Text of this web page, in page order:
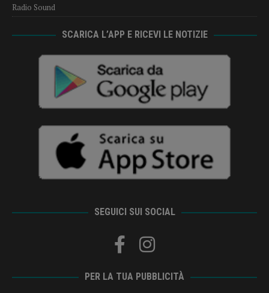
Radio Sound
SCARICA L’APP E RICEVI LE NOTIZIE
SEGUICI SUI SOCIAL
PER LA TUA PUBBLICITÀ